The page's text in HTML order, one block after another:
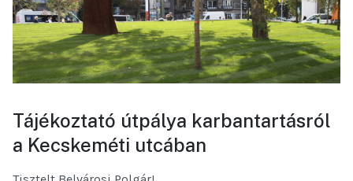
Tájékoztató útpálya karbantartásról
a Kecskeméti utcában